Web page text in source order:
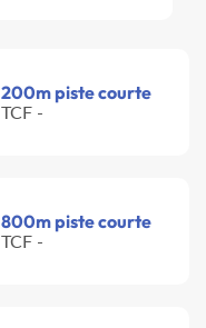
200m piste courte
TCF -
800m piste courte
TCF -